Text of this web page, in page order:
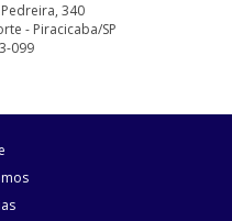
para Laboratório | Solab
e Sensor Externo
Pedreira, 340
- Piracicaba/SP
099